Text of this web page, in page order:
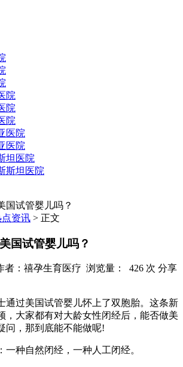
院
院
院
医院
医院
坦医院
斯坦医院
点资讯 > 正文
国试管婴儿吗？
者：禧孕生育医疗 浏览量： 426 次 分享
通过美国试管婴儿怀上了双胞胎。这条新
，大家都有对大龄女性闭经后，能否做美
问，那到底能不能做呢!
一种自然闭经，一种人工闭经。